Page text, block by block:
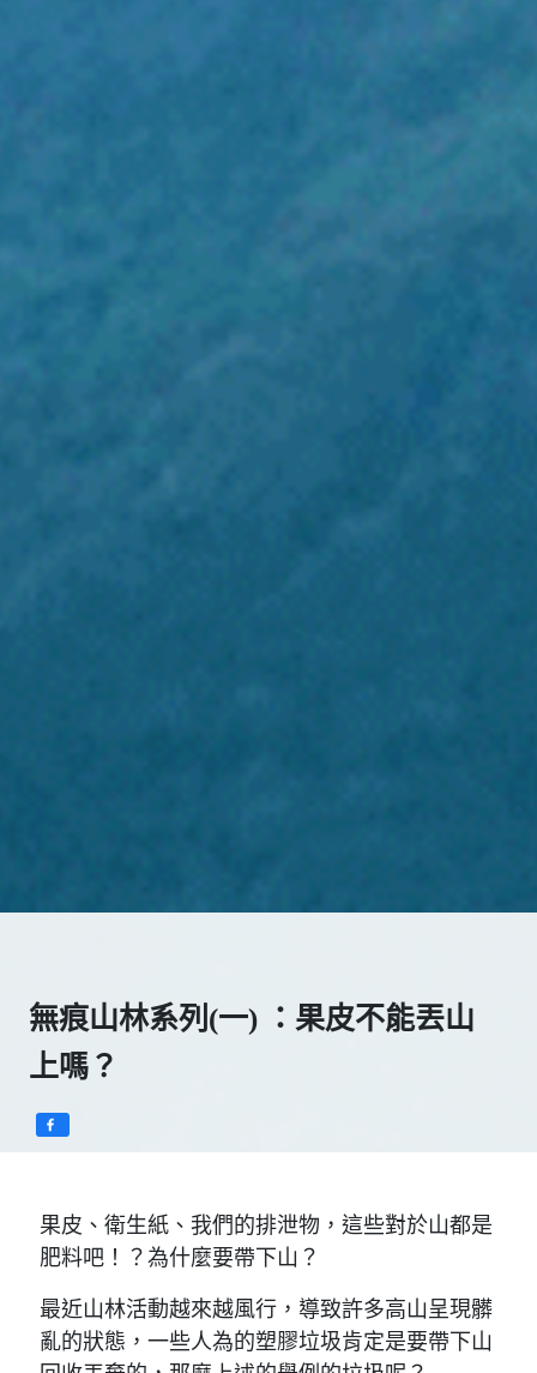
無痕山林系列(一) ：果皮不能丟山
上嗎？
果皮、衛生紙、我們的排泄物，這些對於山都是
肥料吧！？為什麼要帶下山？
最近山林活動越來越風行，導致許多高山呈現髒
亂的狀態，一些人為的塑膠垃圾肯定是要帶下山